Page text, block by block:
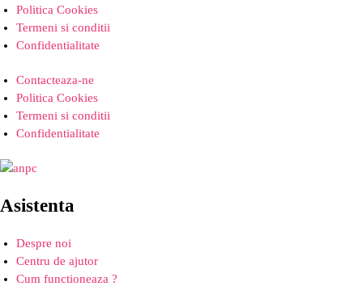
Politica Cookies
Termeni si conditii
Confidentialitate
Contacteaza-ne
Politica Cookies
Termeni si conditii
Confidentialitate
Asistenta
Despre noi
Centru de ajutor
Cum functioneaza ?